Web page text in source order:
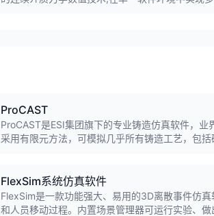
ProCAST
ProCAST是ESI集团旗下的专业铸造仿真软件，
采用有限元方法，可模拟几乎所有铸造工艺，包
FlexSim系统仿真软件
FlexSim是一款功能强大、易用的3D离散事件仿
和人员移动过程。内置场景管理器可运行实验、